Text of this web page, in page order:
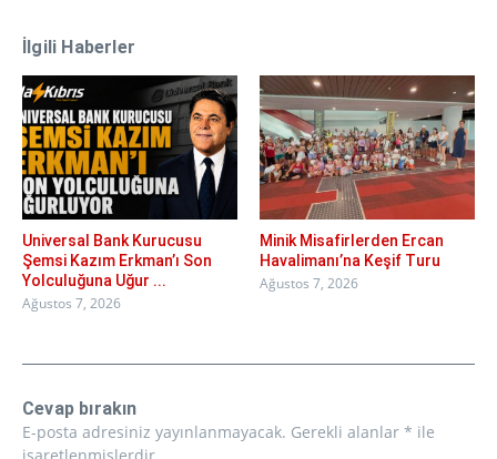
İlgili Haberler
Universal Bank Kurucusu
Şemsi Kazım Erkman’ı Son
Yolculuğuna Uğur ...
Ağustos 7, 2026
Minik Misafirlerden Ercan
Havalimanı’na Keşif Turu
Ağustos 7, 2026
Cevap bırakın
E-posta adresiniz yayınlanmayacak. Gerekli alanlar * ile
işaretlenmişlerdir